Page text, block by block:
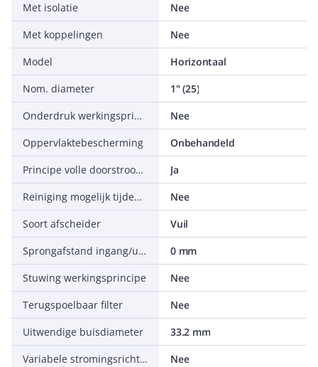
Met isolatie
Nee
Met koppelingen
Nee
Model
Horizontaal
Nom. diameter
1" (25)
Onderdruk werkingsprincipe
Nee
Oppervlaktebescherming
Onbehandeld
Principe volle doorstroom met bezinken
Ja
Reiniging mogelijk tijdens bedrijf
Nee
Soort afscheider
Vuil
Sprongafstand ingang/uitgang
0 mm
Stuwing werkingsprincipe
Nee
Terugspoelbaar filter
Nee
Uitwendige buisdiameter
33.2 mm
Variabele stromingsrichting
Nee